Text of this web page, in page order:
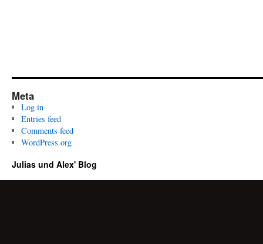
Meta
Log in
Entries feed
Comments feed
WordPress.org
Julias und Alex' Blog